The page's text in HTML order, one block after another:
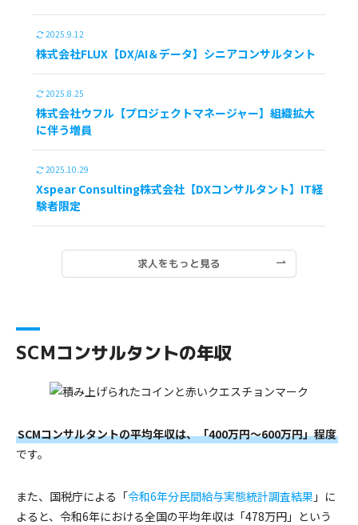
2025.9.12
株式会社FLUX【DX/AI＆データ】シニアコンサルタント
2025.8.25
株式会社ウフル【プロジェクトマネージャー】組織拡大
に伴う増員
2025.10.29
Xspear Consulting株式会社【DXコンサルタント】IT経
験者限定
求人をもっと見る
SCMコンサルタントの年収
SCMコンサルタントの平均年収は、「400万円〜600万円」程度
です。
また、国税庁による「令和6年分民間給与実態統計調査結果 」に
よると、令和6年における全国の平均年収は「478万円」という